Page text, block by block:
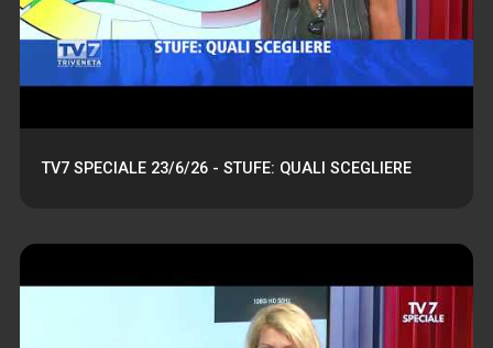
TV7 SPECIALE 23/6/26 - STUFE: QUALI SCEGLIERE